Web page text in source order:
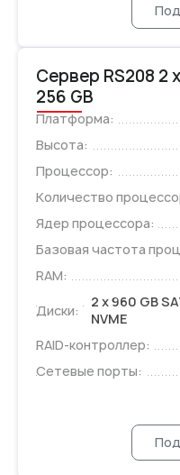
Сервер RS208 2
256 GB
Платформа:
Высота:
Процессор:
Количество
Ядер процессора:
Базовая частота
RAM:
Диски:
2 x 960 GB
NVME
RAID-контроллер:
Сетевые порты: